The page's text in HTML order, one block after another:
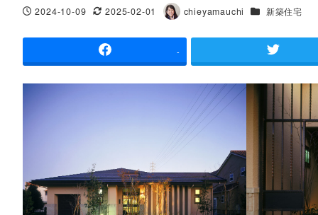
投稿日
2024-10-09
更新日
2025-02-01
著
chieyamauchi カテゴリー
新築住宅
-